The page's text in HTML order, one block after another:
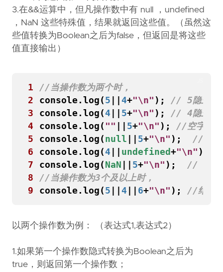
3.在&&运算中，但凡操作数中有 null ，undefined
，NaN 这些特殊值，结果就返回这些值。（虽然这
些值转换为Boolean之后为false，但返回是将这些
值直接输出）
1
2
console . log ( 5 4+"\n" );
3
console . log ( 4 5+"\n" );
4
console . log ( "" 5+"\n" );
5
console . log ( null 5+"\n" );
6
console . log ( 4 undefined +"\n" );
7
console . log ( NaN 5+"\n" );
8
9
console . log ( 5 4 6+"\n" );
以两个操作数为例： （表达式1,表达式2）
1.如果第一个操作数隐式转换为Boolean之后为
true，则返回第一个操作数；